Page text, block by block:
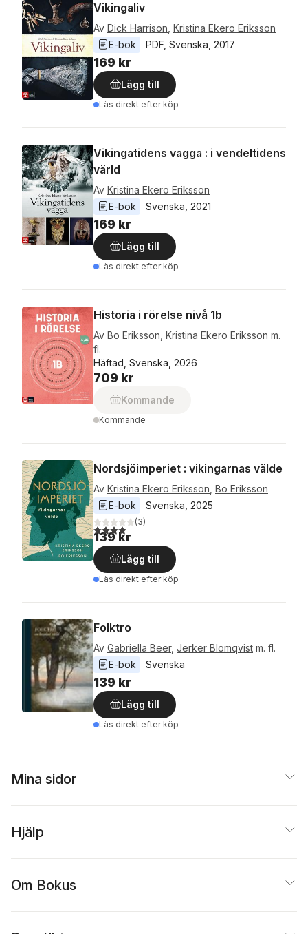
Vikingaliv
Av Dick Harrison Kristina Ekero Eriksson
E-bok
PDF Svenska 2017
169 kr
Lägg till
Läs direkt efter köp
Vikingatidens vagga : i vendeltidens
värld
Av Kristina Ekero Eriksson
E-bok
Svenska 2021
169 kr
Lägg till
Läs direkt efter köp
Historia i rörelse nivå 1b
Av Bo Eriksson Kristina Ekero Eriksson m.
fl.
Häftad, Svenska, 2026
709 kr
Kommande
Kommande
Nordsjöimperiet : vikingarnas välde
Av Kristina Ekero Eriksson Bo Eriksson
E-bok
Svenska 2025
4,0utav 5 stjärnor. Totalt antal röster:
(3)
139 kr
Lägg till
Läs direkt efter köp
Folktro
Av Gabriella Beer, Jerker Blomqvist m. fl.
E-bok
Svenska
139 kr
Lägg till
Läs direkt efter köp
Mina sidor
Hjälp
Om Bokus